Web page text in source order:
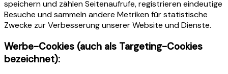
speichern und zählen Seitenaufrufe, registrieren eindeutige
Besuche und sammeln andere Metriken für statistische
Zwecke zur Verbesserung unserer Website und Dienste.
Werbe-Cookies (auch als Targeting-Cookies
bezeichnet):